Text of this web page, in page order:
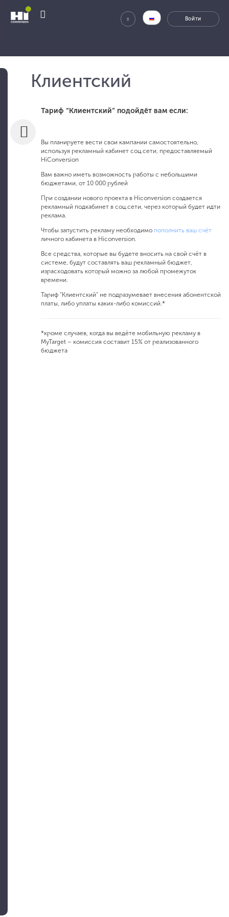
Клиентский
Тариф “Клиентский” подойдёт вам если:
Вы планируете вести свои кампании самостоятельно,
используя рекламный кабинет соц.сети, предоставляемый
HiСonversion
Вам важно иметь возможность работы с небольшими
бюджетами, от 10 000 рублей
При создании нового проекта в Hiconversion создается
рекламный подкабинет в соц.сети, через который будет идти
реклама.
Чтобы запустить рекламу необходимо пополнить ваш счёт
личного кабинета в Hiconversion.
Все средства, которые вы будете вносить на свой счёт в
системе, будут составлять ваш рекламный бюджет,
израсходовать который можно за любой промежуток
времени.
Тариф “Клиентский” не подразумевает внесения абонентской
платы, либо уплаты каких-либо комиссий.*
*кроме случаев, когда вы ведёте мобильную рекламу в
MyTarget – комиссия составит 15% от реализованного
бюджета